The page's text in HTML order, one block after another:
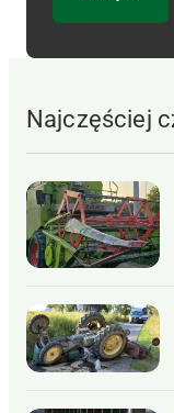
Najczęściej